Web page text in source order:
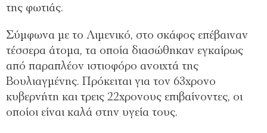
της φωτιάς.
Σύμφωνα με το Λιμενικό, στο σκάφος επέβαιναν
τέσσερα άτομα, τα οποία διασώθηκαν εγκαίρως
από παραπλέον ιστιοφόρο ανοιχτά της
Βουλιαγμένης. Πρόκειται για τον 63χρονο
κυβερνήτη και τρεις 22χρονους επιβαίνοντες, οι
οποίοι είναι καλά στην υγεία τους.